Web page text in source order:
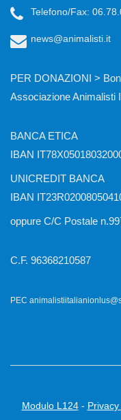
Telefono/Fax:
news@animalisti.it
PER DONAZIONI >
Associazione Animalisti
BANCA ETICA
IBAN
UNICREDIT BANCA
IBAN
oppure C/C Postale
C.F. 96368210587
PEC
Modulo L124-